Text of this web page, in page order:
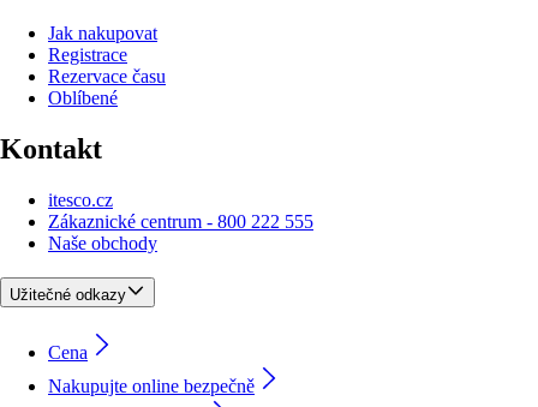
Jak nakupovat
Registrace
Rezervace času
Oblíbené
Kontakt
itesco.cz
Zákaznické centrum - 800 222 555
Naše obchody
Užitečné odkazy
Cena
Nakupujte online bezpečně